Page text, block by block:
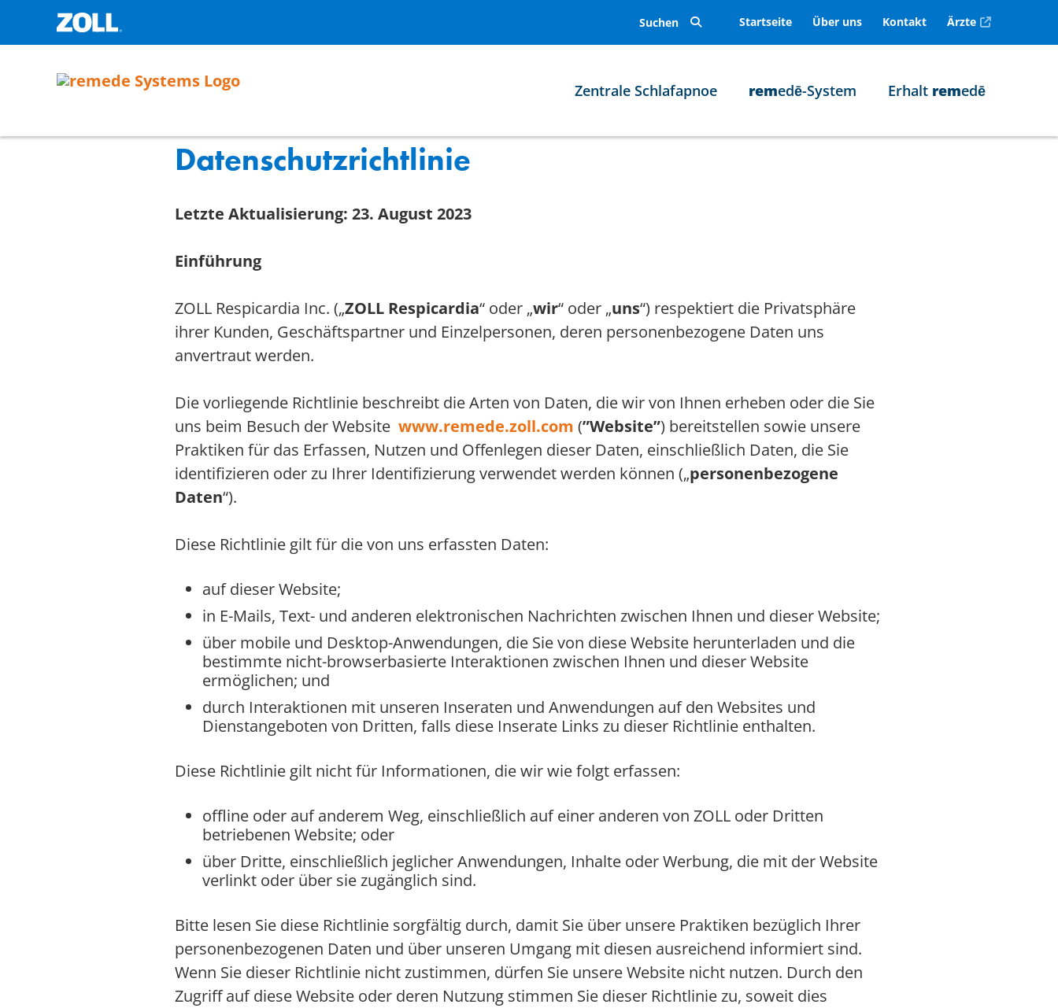
content
remedē®
Startseite Über uns Kontakt Ärzte
Zentrale Schlafapnoe remedē-System Erhalt remedē
Datenschutzrichtlinie
Letzte Aktualisierung: 23. August 2023
Einführung
ZOLL Respicardia Inc. („ZOLL Respicardia“ oder „wir“ oder „uns“) respektiert die Privatsphäre
ihrer Kunden, Geschäftspartner und Einzelpersonen, deren personenbezogene Daten uns
anvertraut werden.
Die vorliegende Richtlinie beschreibt die Arten von Daten, die wir von Ihnen erheben oder die Sie
uns beim Besuch der Website www.remede.zoll.com (”Website”) bereitstellen sowie unsere
Praktiken für das Erfassen, Nutzen und Offenlegen dieser Daten, einschließlich Daten, die Sie
identifizieren oder zu Ihrer Identifizierung verwendet werden können („personenbezogene
Daten“).
Diese Richtlinie gilt für die von uns erfassten Daten:
auf dieser Website;
in E-Mails, Text- und anderen elektronischen Nachrichten zwischen Ihnen und dieser Website;
über mobile und Desktop-Anwendungen, die Sie von diese Website herunterladen und die
bestimmte nicht-browserbasierte Interaktionen zwischen Ihnen und dieser Website
ermöglichen; und
durch Interaktionen mit unseren Inseraten und Anwendungen auf den Websites und
Dienstangeboten von Dritten, falls diese Inserate Links zu dieser Richtlinie enthalten.
Diese Richtlinie gilt nicht für Informationen, die wir wie folgt erfassen:
offline oder auf anderem Weg, einschließlich auf einer anderen von ZOLL oder Dritten
betriebenen Website; oder
über Dritte, einschließlich jeglicher Anwendungen, Inhalte oder Werbung, die mit der Website
verlinkt oder über sie zugänglich sind.
Bitte lesen Sie diese Richtlinie sorgfältig durch, damit Sie über unsere Praktiken bezüglich Ihrer
personenbezogenen Daten und über unseren Umgang mit diesen ausreichend informiert sind.
Wenn Sie dieser Richtlinie nicht zustimmen, dürfen Sie unsere Website nicht nutzen. Durch den
Zugriff auf diese Website oder deren Nutzung stimmen Sie dieser Richtlinie zu, soweit dies